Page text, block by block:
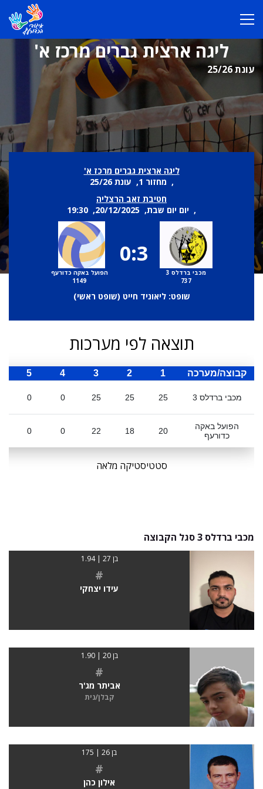
ליגה ארצית גברים מרכז א'
עונת 25/26
ליגה ארצית גברים מרכז א'
, מחזור 1, עונת 25/26
חטיבת זאב הרצליה
, יום יום שבת, 20/12/2025, 19:30
מכבי ברדלס 3
737
0:3
הפועל באקה כדורעף
1149
שופט: ליאוניד חייט (שופט ראשי)
תוצאה לפי מערכות
קבוצה/מערכה 1
2
3
4
5
מכבי ברדלס 3 25
25
25
0
0
הפועל באקה
כדורעף
20
18
22
0
0
סטטיסטיקה מלאה
מכבי ברדלס 3 סגל הקבוצה
בן 27 | 1.94
#
עידו יצחקי
בן 20 | 1.90
#
אביתר מג'ר
קבלן/נית
בן 26 | 175
#
אילון כהן